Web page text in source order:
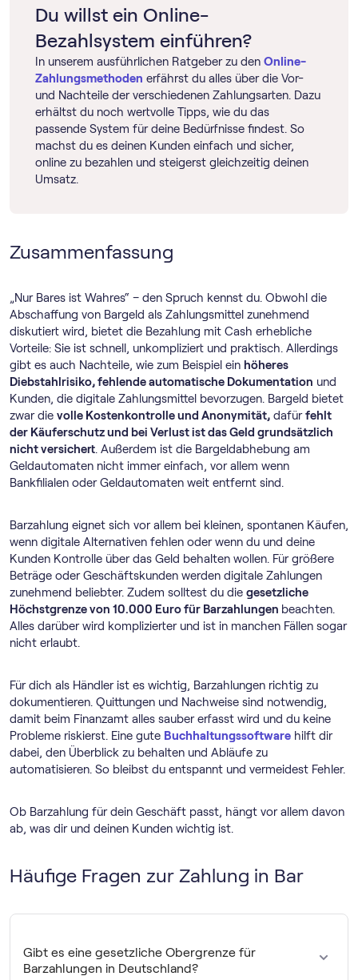
Du willst ein Online-
Bezahlsystem einführen?
In unserem ausführlichen Ratgeber zu den Online-
Zahlungsmethoden erfährst du alles über die Vor-
und Nachteile der verschiedenen Zahlungsarten. Dazu
erhältst du noch wertvolle Tipps, wie du das
passende System für deine Bedürfnisse findest. So
machst du es deinen Kunden einfach und sicher,
online zu bezahlen und steigerst gleichzeitig deinen
Umsatz.
Zusammenfassung
„Nur Bares ist Wahres“ – den Spruch kennst du. Obwohl die
Abschaffung von Bargeld als Zahlungsmittel zunehmend
diskutiert wird, bietet die Bezahlung mit Cash erhebliche
Vorteile: Sie ist schnell, unkompliziert und praktisch. Allerdings
gibt es auch Nachteile, wie zum Beispiel ein höheres
Diebstahlrisiko, fehlende automatische Dokumentation und
Kunden, die digitale Zahlungsmittel bevorzugen. Bargeld bietet
zwar die volle Kostenkontrolle und Anonymität, dafürfehlt
der Käuferschutz und bei Verlust ist das Geld grundsätzlich
nicht versichert. Außerdem ist die Bargeldabhebung am
Geldautomaten nicht immer einfach, vor allem wenn
Bankfilialen oder Geldautomaten weit entfernt sind.
Barzahlung eignet sich vor allem bei kleinen, spontanen Käufen,
wenn digitale Alternativen fehlen oder wenn du und deine
Kunden Kontrolle über das Geld behalten wollen. Für größere
Beträge oder Geschäftskunden werden digitale Zahlungen
zunehmend beliebter. Zudem solltest du die gesetzliche
Höchstgrenze von 10.000 Euro für Barzahlungen beachten.
Alles darüber wird komplizierter und ist in manchen Fällen sogar
nicht erlaubt.
Für dich als Händler ist es wichtig, Barzahlungen richtig zu
dokumentieren. Quittungen und Nachweise sind notwendig,
damit beim Finanzamt alles sauber erfasst wird und du keine
Probleme riskierst. Eine gute Buch­haltungs­software hilft dir
dabei, den Überblick zu behalten und Abläufe zu
automatisieren. So bleibst du entspannt und vermeidest Fehler.
Ob Barzahlung für dein Geschäft passt, hängt vor allem davon
ab, was dir und deinen Kunden wichtig ist.
Häufige Fragen zur Zahlung in Bar
Gibt es eine gesetzliche Obergrenze für
Barzahlungen in Deutschland?